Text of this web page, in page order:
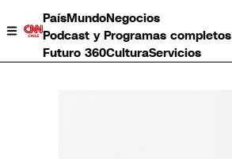
PaísMundoNegocios
Podcast y Programas completos
Futuro 360CulturaServicios